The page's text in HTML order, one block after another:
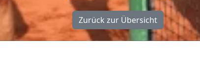
Zurück zur Übersicht